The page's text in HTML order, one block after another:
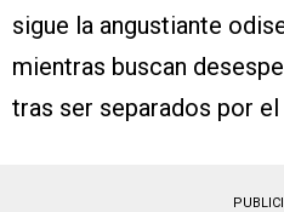
sigue la angustiante
mientras buscan
tras ser separados por